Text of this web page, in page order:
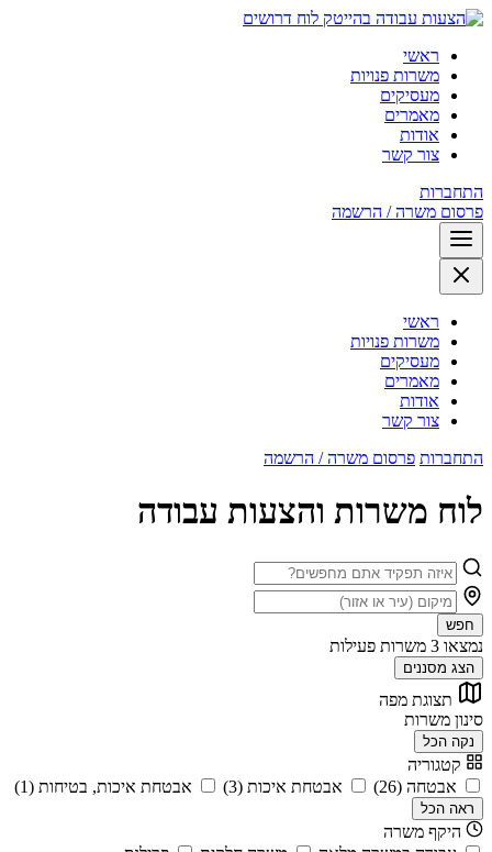
לוח דרושים
ראשי
משרות פנויות
מעסיקים
מאמרים
אודות
צור קשר
התחברות
פרסום משרה / הרשמה
ראשי
משרות פנויות
מעסיקים
מאמרים
אודות
צור קשר
התחברות פרסום משרה / הרשמה
לוח משרות והצעות עבודה
חפש
נמצאו 3 משרות פעילות
הצג מסננים
תצוגת מפה
סינון משרות
נקה הכל
קטגוריה
אבטחה (26)
אבטחת איכות (3) אבטחת איכות, בטיחות (1)
ראה הכל
היקף משרה